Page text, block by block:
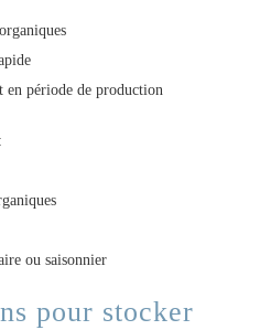
période de production
ou saisonnier
pour stocker